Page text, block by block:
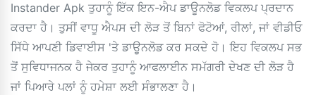
Instander Apk ਤੁਹਾਨੂੰ ਇੱਕ ਇਨ-ਐਪ ਡਾਊਨਲੋਡ ਵਿਕਲਪ ਪ੍ਰਦਾਨ
ਕਰਦਾ ਹੈ। ਤੁਸੀਂ ਵਾਧੂ ਐਪਸ ਦੀ ਲੋੜ ਤੋਂ ਬਿਨਾਂ ਫੋਟੋਆਂ, ਰੀਲਾਂ, ਜਾਂ ਵੀਡੀਓ
ਸਿੱਧੇ ਆਪਣੀ ਡਿਵਾਈਸ 'ਤੇ ਡਾਊਨਲੋਡ ਕਰ ਸਕਦੇ ਹੋ। ਇਹ ਵਿਕਲਪ ਸਭ
ਤੋਂ ਸੁਵਿਧਾਜਨਕ ਹੈ ਜੇਕਰ ਤੁਹਾਨੂੰ ਆਫਲਾਈਨ ਸਮੱਗਰੀ ਦੇਖਣ ਦੀ ਲੋੜ ਹੈ
ਜਾਂ ਪਿਆਰੇ ਪਲਾਂ ਨੂੰ ਹਮੇਸ਼ਾ ਲਈ ਸੰਭਾਲਣਾ ਹੈ।